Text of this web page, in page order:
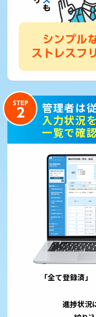
管理者は
入力状況を
一覧で確認
「全て登録済
進捗状況